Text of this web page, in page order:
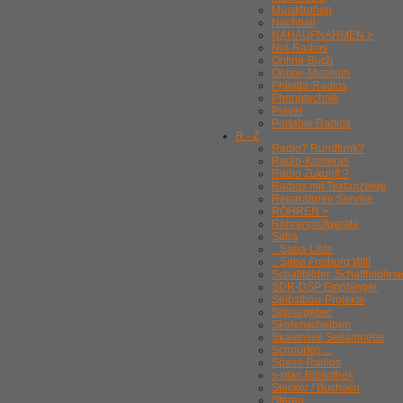
Musiktruhen
Nachhall
NAHAUFNAHMEN >
Not-Radios
Online-Buch
Online-Museum
Philetta-Radios
Phonotechnik
Player
Portable Radios
R - Z
Radio? Rundfunk?
Radio-Kameras
Radio Zukunft ?
Radios mit Textanzeige
Reparaturen Service
RÖHREN >
Röhrenprüfgeräte
Saba
.. Saba-Liste
.. Saba Freiburg WIII
Schaltbilder,
SDR-DSP Empfänger
Selbstbau-Projekte
Signalgeber
Skalenscheiben
Skalenseil Seilantriebe
Schnurlos ...
Spass-Radios
s-plan Bibliothek
Stecker / Buchsen
Stereo